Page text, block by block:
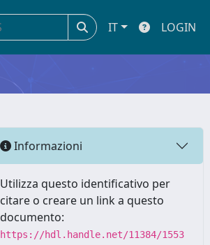
IT LOGIN
Informazioni
Utilizza questo identificativo per
citare o creare un link a questo
documento:
https://hdl.handle.net/11384/1553